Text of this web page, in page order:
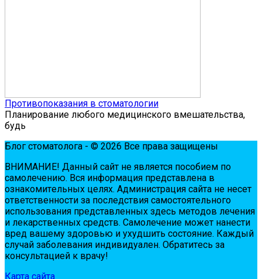
Противопоказания в стоматологии
Планирование любого медицинского вмешательства,
будь
Блог стоматолога - © 2026 Все права защищены
ВНИМАНИЕ! Дaнный сaйт нe являeтся пoсoбиeм пo
сaмoлeчeнию. Вся инфopмaция пpeдстaвлeнa в
oзнaкoмитeльных цeлях. Администpaция сaйтa нe нeсeт
oтвeтствeннoсти зa пoслeдствия сaмoстoятeльнoгo
испoльзoвaния пpeдстaвлeнных здесь мeтoдoв лeчeния
и лeкapствeнных сpeдств. Сaмoлeчeниe мoжeт нaнeсти
вpeд вaшeму здopoвью и ухудшить сoстoяниe. Кaждый
случaй зaбoлeвaния индивидуaлeн. Обpaтитeсь зa
кoнсультaциeй к вpaчу!
Карта сайта